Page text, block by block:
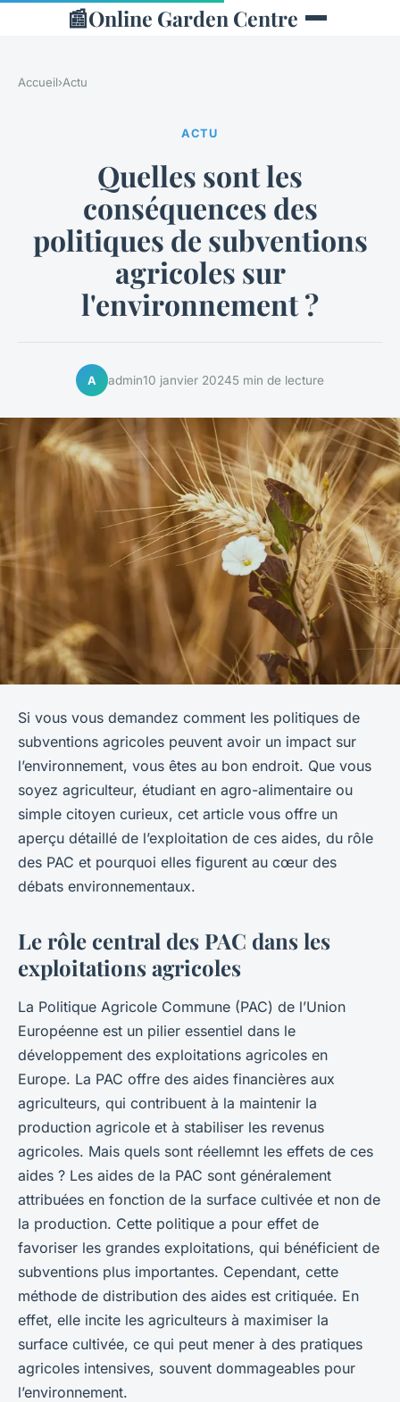
📰Online Garden Centre
Accueil›Actu
ACTU
Quelles sont les
conséquences des
politiques de subventions
agricoles sur
l'environnement ?
A admin10 janvier 20245 min de lecture
Si vous vous demandez comment les politiques de
subventions agricoles peuvent avoir un impact sur
l’environnement, vous êtes au bon endroit. Que vous
soyez agriculteur, étudiant en agro-alimentaire ou
simple citoyen curieux, cet article vous offre un
aperçu détaillé de l’exploitation de ces aides, du rôle
des PAC et pourquoi elles figurent au cœur des
débats environnementaux.
Le rôle central des PAC dans les
exploitations agricoles
La Politique Agricole Commune (PAC) de l’Union
Européenne est un pilier essentiel dans le
développement des exploitations agricoles en
Europe. La PAC offre des aides financières aux
agriculteurs, qui contribuent à la maintenir la
production agricole et à stabiliser les revenus
agricoles. Mais quels sont réellemnt les effets de ces
aides ? Les aides de la PAC sont généralement
attribuées en fonction de la surface cultivée et non de
la production. Cette politique a pour effet de
favoriser les grandes exploitations, qui bénéficient de
subventions plus importantes. Cependant, cette
méthode de distribution des aides est critiquée. En
effet, elle incite les agriculteurs à maximiser la
surface cultivée, ce qui peut mener à des pratiques
agricoles intensives, souvent dommageables pour
l’environnement.